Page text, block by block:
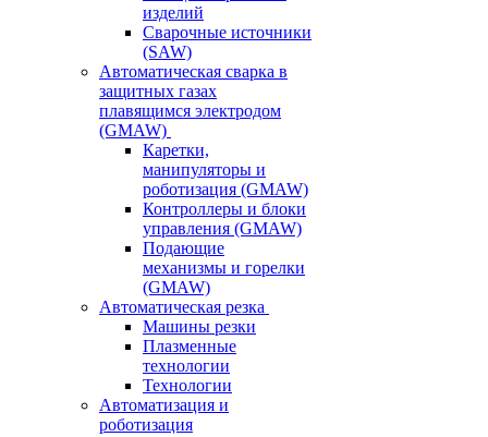
изделий
Сварочные источники
(SAW)
Автоматическая сварка в
защитных газах
плавящимся электродом
(GMAW)
Каретки,
манипуляторы и
роботизация (GMAW)
Контроллеры и блоки
управления (GMAW)
Подающие
механизмы и горелки
(GMAW)
Автоматическая резка
Машины резки
Плазменные
технологии
Технологии
Автоматизация и
роботизация